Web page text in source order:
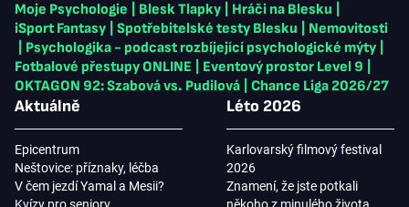
Moje Psychologie Blesk Tlapky Hráči na Blesku
iSport Fantasy
Spotřebitelské testy Blesku
Nemovitosti
Psychologika - podcast rozbíjející psychologické mýty
Fotbalové přestupy ONLINE
Eventový prostor Level 9
OKTAGON 92: Szabová vs. Pudilová
Chance Liga 2026/27
Aktuálně
Epicentrum
Neštovice: příznaky, léčba
V čem jezdí Yamal a Mesii?
Léto 2026
Karlovarský filmový festival
2026
Znamení, že jste potkali